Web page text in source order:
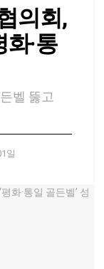
의회,
화·통
벨 뚫고
일